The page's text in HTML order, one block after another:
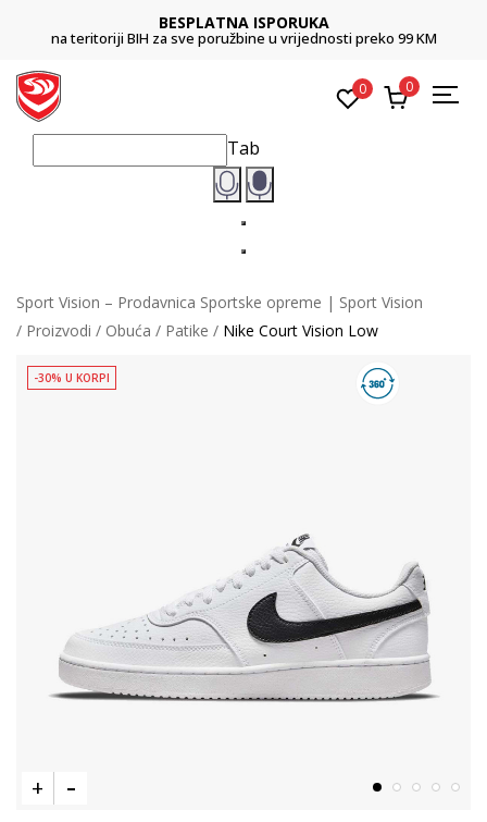
BESPLATNA ISPORUKA
na teritoriji BIH za sve poružbine u vrijednosti preko 99 KM
0 0
Tab
Sport Vision – Prodavnica Sportske opreme | Sport Vision
Proizvodi
Obuća Patike Nike Court Vision Low
-30% U KORPI